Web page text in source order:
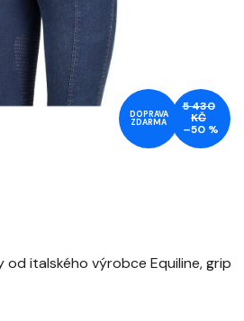
od italského výrobce Equiline, grip
DOPRAVA
ZDARMA
5 430
KČ
–50 %